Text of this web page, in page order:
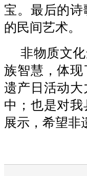
宝。最后的
的民间艺术。
非物质文
族智慧，体
遗产日活动
中；也是对
展示，希望非